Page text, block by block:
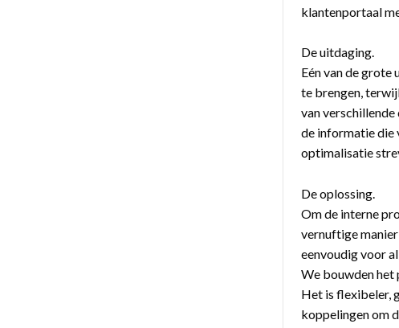
klantenportaal
De uitdaging.
Eén van de
te brengen,
van
de informatie die
optimalisatie
De oplossing.
Om de interne
vernuftige
eenvoudig voor
We bouwden het
Het is flexibeler,
koppelingen om